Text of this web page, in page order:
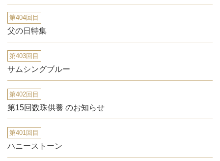
第404回目
父の日特集
第403回目
サムシングブルー
第402回目
第15回数珠供養 のお知らせ
第401回目
ハニーストーン